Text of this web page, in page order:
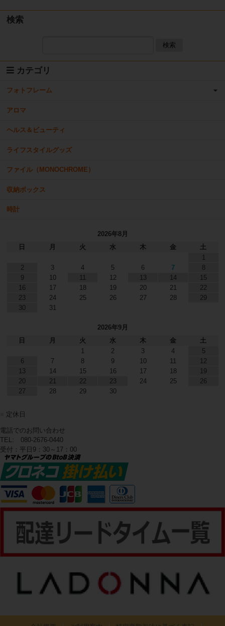
検索
検索
カテゴリ
フォトフレーム
アロマ
ヘルス＆ビューティ
ライフスタイルグッズ
ファイル（MONOCHROME）
収納ボックス
時計
2026年8月
日
月 火 水 木 金
土
1
2
3 4 5 6 7
8
9
10 11 12 13 14
15
16
17 18 19 20 21
22
23
24 25 26 27 28
29
30
31
2026年9月
日
月 火 水 木 金
土
1
2 3 4
5
6
7 8 9 10 11
12
13
14 15 16 17 18
19
20
21 22 23 24 25
26
27
28 29 30
定休日
電話でのお問い合わせ
TEL: 080-2676-0440
受付：平日9：30～17：00